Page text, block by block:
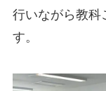
行いながら教科
す。